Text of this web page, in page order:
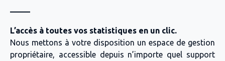
L’accès à toutes vos statistiques en un clic.
Nous mettons à votre disposition un espace de gestion
propriétaire, accessible depuis n’importe quel support